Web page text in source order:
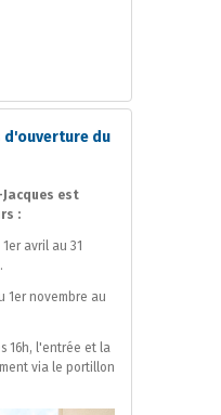
d'ouverture du
est
:
avril au 31
1er novembre au
16h, l'entrée et la
via le portillon